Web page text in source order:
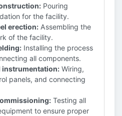
Pouring
for the facility.
erection: Assembling the
of the facility.
Installing the process
all components.
instrumentation: Wiring,
panels, and connecting
Testing all
to ensure proper